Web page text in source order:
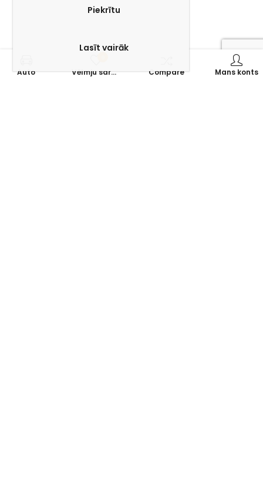
Auto Vēlmju saraksts Compare Mans konts
Piekrītu
Lasīt vairāk